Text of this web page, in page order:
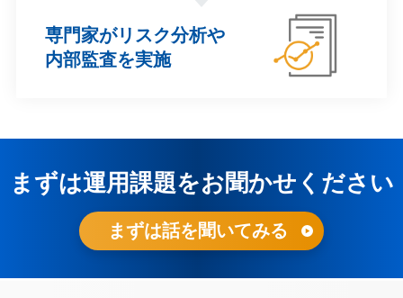
専門家がリスク分析や
内部監査を実施
まずは運用課題をお聞かせください
まずは話を聞いてみる